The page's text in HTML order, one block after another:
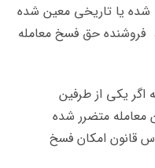
یا تاریخی معین شده
فروشنده حق فسخ معامله
یکی از طرفین
معامله متضرر شده
قانون امکان فسخ